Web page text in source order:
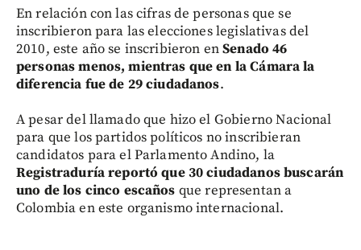
En relación con las cifras de personas que se
inscribieron para las elecciones legislativas del
2010, este año se inscribieron enSenado 46
personas menos, mientras que en la Cámara la
diferencia fue de 29 ciudadanos.
A pesar del llamado que hizo el Gobierno Nacional
para que los partidos políticos no inscribieran
candidatos para el Parlamento Andino, la
Registraduría reportó que 30 ciudadanos buscarán
uno de los cinco escaños que representan a
Colombia en este organismo internacional.